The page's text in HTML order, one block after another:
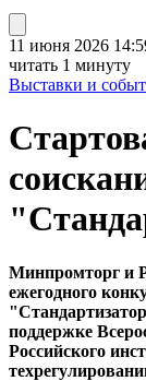
11 июня 2026
читать 1 минуту
Выставки и
Минпромторг и
ежегодного
поддержке
Российского